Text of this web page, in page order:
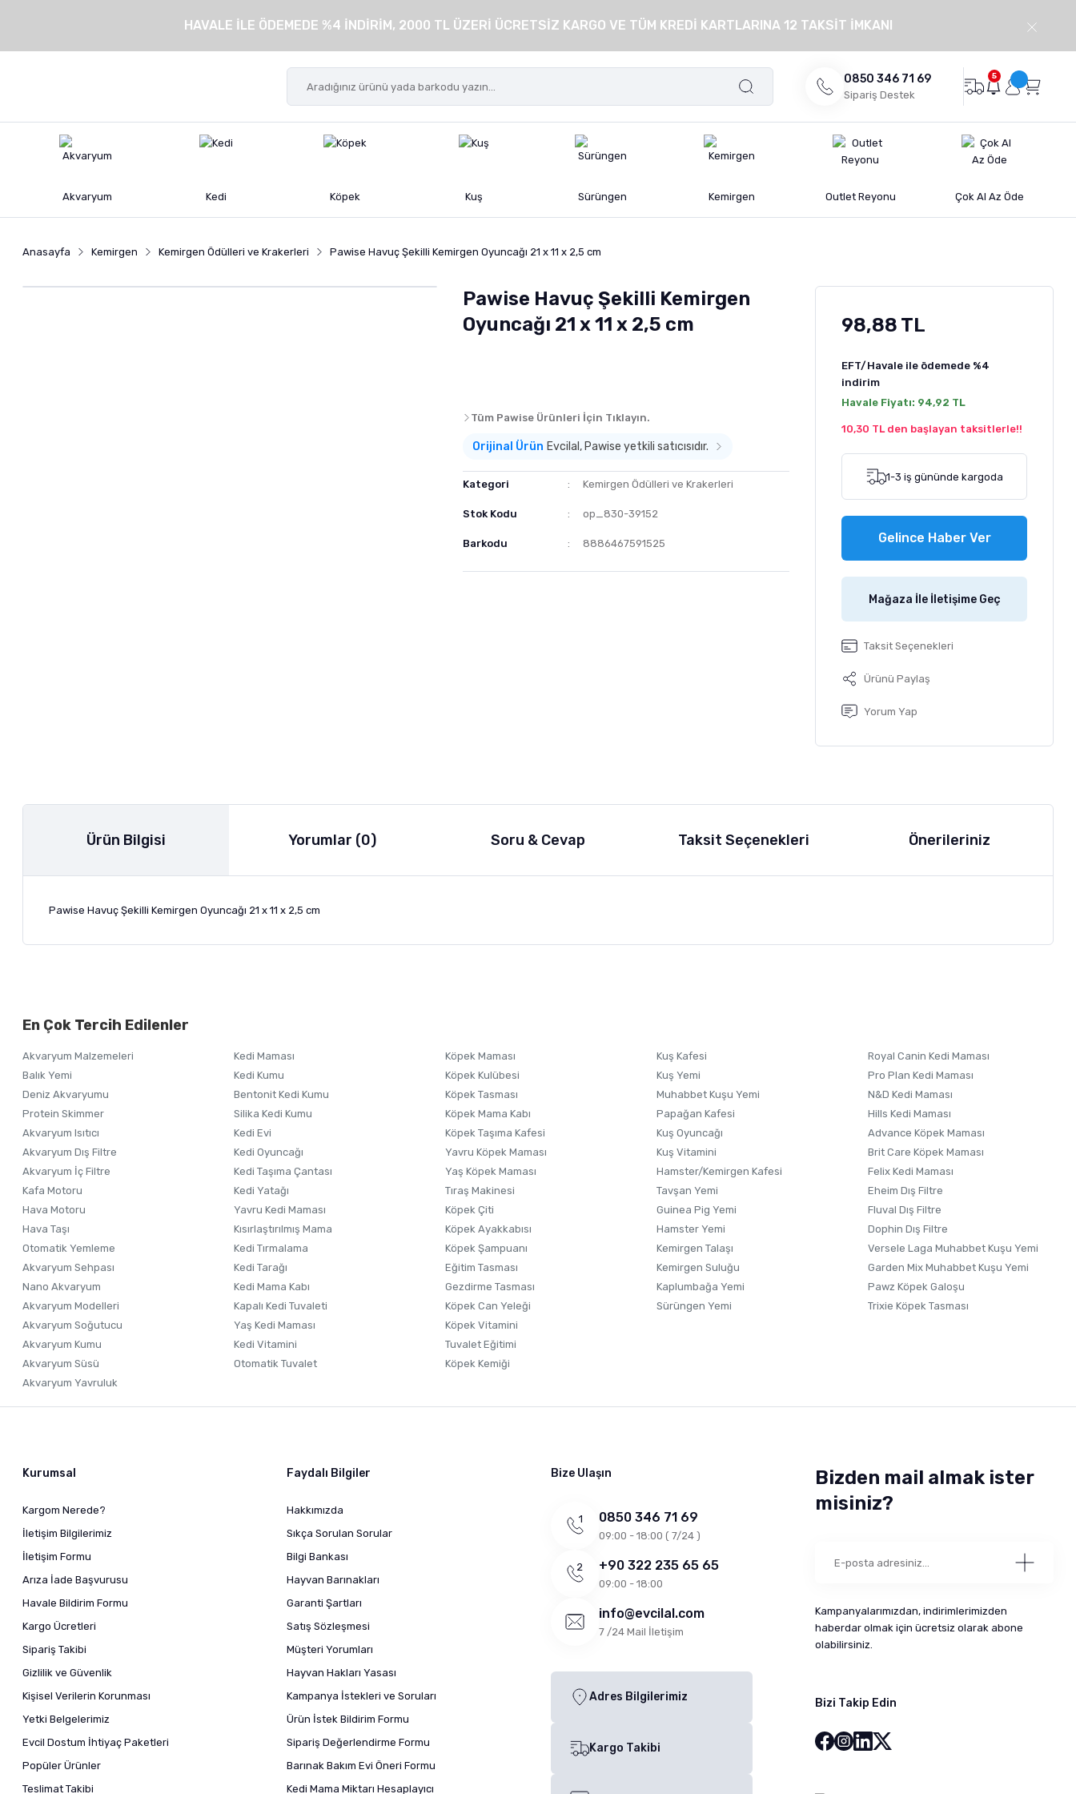
HAVALE İLE ÖDEMEDE %4 İNDİRİM, 2000 TL ÜZERİ ÜCRETSİZ KARGO VE TÜM KREDİ KARTLARINA 12 TAKSİT İMKANI
0850 346 71 69
Sipariş Destek
5
Akvaryum Kedi Köpek Kuş Sürüngen Kemirgen Outlet Reyonu Çok Al Az Öde
Anasayfa Kemirgen Kemirgen Ödülleri ve Krakerleri Pawise Havuç Şekilli Kemirgen Oyuncağı 21 x 11 x 2,5 cm
Pawise Havuç Şekilli Kemirgen
Oyuncağı 21 x 11 x 2,5 cm
Tüm Pawise Ürünleri İçin Tıklayın.
Orijinal Ürün Evcilal, Pawise yetkili satıcısıdır.
Kategori Kemirgen Ödülleri ve Krakerleri
Stok Kodu op_830-39152
Barkodu 8886467591525
98,88 TL
EFT/Havale ile ödemede %4
indirim
Havale Fiyatı: 94,92 TL
10,30 TL den başlayan taksitlerle!!
1-3 iş gününde kargoda
Gelince Haber Ver
Mağaza İle İletişime Geç
Taksit Seçenekleri
Ürünü Paylaş
Yorum Yap
Ürün Bilgisi Yorumlar (0) Soru & Cevap Taksit Seçenekleri Önerileriniz
Pawise Havuç Şekilli Kemirgen Oyuncağı 21 x 11 x 2,5 cm
Ürünü Satın Al ve Yorumla
Ürün açıklamasında eksik bilgiler bulunuyor.
Ürün fiyatı diğer sitelerden daha pahalı.
Bu ürüne benzer farklı alternatifler olmalı.
Gönder
En Çok Tercih Edilenler
Akvaryum Malzemeleri
Balık Yemi
Deniz Akvaryumu
Protein Skimmer
Akvaryum Isıtıcı
Akvaryum Dış Filtre
Akvaryum İç Filtre
Kafa Motoru
Hava Motoru
Hava Taşı
Otomatik Yemleme
Akvaryum Sehpası
Nano Akvaryum
Akvaryum Modelleri
Akvaryum Soğutucu
Akvaryum Kumu
Akvaryum Süsü
Akvaryum Yavruluk
Kedi Maması
Kedi Kumu
Bentonit Kedi Kumu
Silika Kedi Kumu
Kedi Evi
Kedi Oyuncağı
Kedi Taşıma Çantası
Kedi Yatağı
Yavru Kedi Maması
Kısırlaştırılmış Mama
Kedi Tırmalama
Kedi Tarağı
Kedi Mama Kabı
Kapalı Kedi Tuvaleti
Yaş Kedi Maması
Kedi Vitamini
Otomatik Tuvalet
Köpek Maması
Köpek Kulübesi
Köpek Tasması
Köpek Mama Kabı
Köpek Taşıma Kafesi
Yavru Köpek Maması
Yaş Köpek Maması
Tıraş Makinesi
Köpek Çiti
Köpek Ayakkabısı
Köpek Şampuanı
Eğitim Tasması
Gezdirme Tasması
Köpek Can Yeleği
Köpek Vitamini
Tuvalet Eğitimi
Köpek Kemiği
Kuş Kafesi
Kuş Yemi
Muhabbet Kuşu Yemi
Papağan Kafesi
Kuş Oyuncağı
Kuş Vitamini
Hamster/Kemirgen Kafesi
Tavşan Yemi
Guinea Pig Yemi
Hamster Yemi
Kemirgen Talaşı
Kemirgen Suluğu
Kaplumbağa Yemi
Sürüngen Yemi
Royal Canin Kedi Maması
Pro Plan Kedi Maması
N&D Kedi Maması
Hills Kedi Maması
Advance Köpek Maması
Brit Care Köpek Maması
Felix Kedi Maması
Eheim Dış Filtre
Fluval Dış Filtre
Dophin Dış Filtre
Versele Laga Muhabbet Kuşu Yemi
Garden Mix Muhabbet Kuşu Yemi
Pawz Köpek Galoşu
Trixie Köpek Tasması
Kurumsal
Kargom Nerede?
İletişim Bilgilerimiz
İletişim Formu
Arıza İade Başvurusu
Havale Bildirim Formu
Kargo Ücretleri
Sipariş Takibi
Gizlilik ve Güvenlik
Kişisel Verilerin Korunması
Yetki Belgelerimiz
Evcil Dostum İhtiyaç Paketleri
Popüler Ürünler
Teslimat Takibi
Faydalı Bilgiler
Hakkımızda
Sıkça Sorulan Sorular
Bilgi Bankası
Hayvan Barınakları
Garanti Şartları
Satış Sözleşmesi
Müşteri Yorumları
Hayvan Hakları Yasası
Kampanya İstekleri ve Soruları
Ürün İstek Bildirim Formu
Sipariş Değerlendirme Formu
Barınak Bakım Evi Öneri Formu
Kedi Mama Miktarı Hesaplayıcı
Bize Ulaşın
0850 346 71 69
09:00 - 18:00 ( 7/24 )
+90 322 235 65 65
09:00 - 18:00
info@evcilal.com
7 /24 Mail İletişim
Adres Bilgilerimiz
Kargo Takibi
Bizden mail almak ister
misiniz?
Kampanyalarımızdan, indirimlerimizden
haberdar olmak için ücretsiz olarak abone
olabilirsiniz.
Bizi Takip Edin